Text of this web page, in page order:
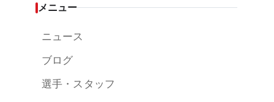
メニュー
ニュース
ブログ
選手・スタッフ